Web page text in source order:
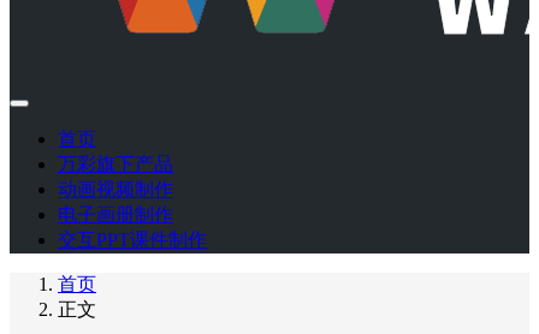
首页
万彩旗下产品
动画视频制作
电子画册制作
交互PPT课件制作
首页
正文